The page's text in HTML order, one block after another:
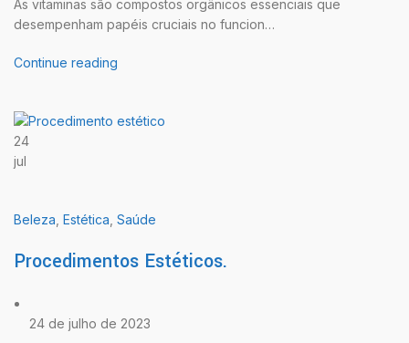
As vitaminas são compostos orgânicos essenciais que
desempenham papéis cruciais no funcion…
Continue reading
24
jul
Beleza Estética Saúde
Procedimentos Estéticos.
24 de julho de 2023